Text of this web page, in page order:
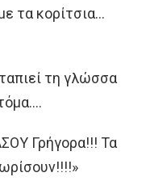
τα κορίτσια…
τη γλώσσα
Γρήγορα!!! Τα